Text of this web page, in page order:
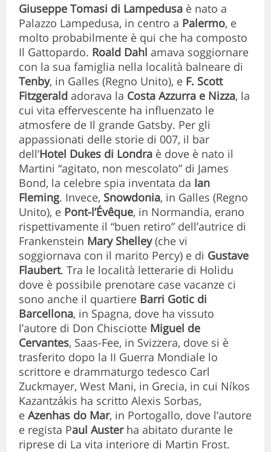
Giuseppe Tomasi di Lampedusa è nato a
Palazzo Lampedusa, in centro a Palermo, e
molto probabilmente è qui che ha composto
Il Gattopardo. Roald Dahl amava soggiornare
con la sua famiglia nella località balneare di
Tenby, in Galles (Regno Unito), e F. Scott
Fitzgerald adorava la Costa Azzurra e Nizza, la
cui vita effervescente ha influenzato le
atmosfere de Il grande Gatsby. Per gli
appassionati delle storie di 007, il bar
dell’Hotel Dukes di Londra è dove è nato il
Martini “agitato, non mescolato” di James
Bond, la celebre spia inventata da Ian
Fleming. Invece, Snowdonia, in Galles (Regno
Unito), e Pont-l’Évêque, in Normandia, erano
rispettivamente il “buen retiro” dell’autrice di
Frankenstein Mary Shelley(che vi
soggiornava con il marito Percy) e di Gustave
Flaubert. Tra le località letterarie di Holidu
dove è possibile prenotare case vacanze ci
sono anche il quartiere Barri Gotic di
Barcellona, in Spagna, dove ha vissuto
l’autore di Don Chisciotte Miguel de
Cervantes, Saas-Fee, in Svizzera, dove si è
trasferito dopo la II Guerra Mondiale lo
scrittore e drammaturgo tedesco Carl
Zuckmayer, West Mani, in Grecia, in cui Níkos
Kazantzákis ha scritto Alexis Sorbas,
eAzenhas do Mar, in Portogallo, dove l’autore
e regista Paul Austerha abitato durante le
riprese di La vita interiore di Martin Frost.